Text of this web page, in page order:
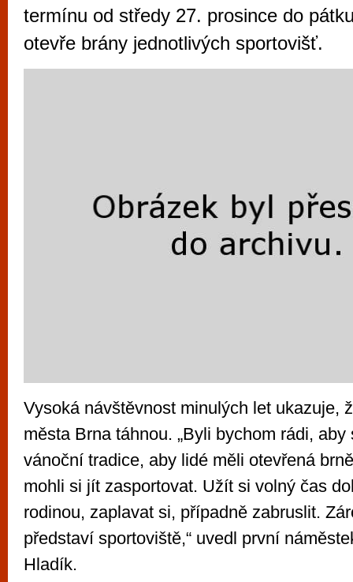
termínu od středy 27. prosince do
otevře brány jednotlivých sportovišť.
Vysoká návštěvnost minulých let ukazuje,
města Brna táhnou. „Byli bychom rádi,
vánoční tradice, aby lidé měli otevřená
mohli si jít zasportovat. Užít si volný čas
rodinou, zaplavat si, případně zabruslit.
představí sportoviště,“ uvedl první
Hladík.
vyzkoušet různé kasinové hry. V
metropoli naleznete širokou nabídku her
po moderní automaty jak pro pravidelné
příležitostné hráče. V...